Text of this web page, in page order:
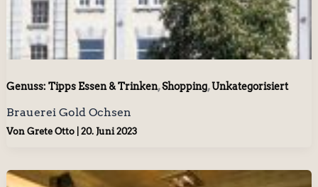
Genuss: Tipps Essen & Trinken,Shopping,Unkategorisiert
Brauerei Gold Ochsen
Von Grete Otto 20. Juni 2023